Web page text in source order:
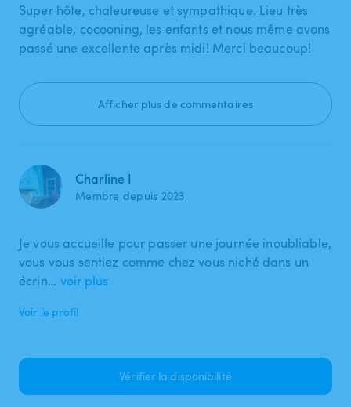
Super hôte, chaleureuse et sympathique. Lieu très
agréable, cocooning, les enfants et nous même avons
passé une excellente après midi! Merci beaucoup!
Afficher plus de commentaires
Charline I
Membre depuis 2023
Je vous accueille pour passer une journée inoubliable,
vous vous sentiez comme chez vous niché dans un
écrin… voir plus
Voir le profil
Vérifier la disponibilité